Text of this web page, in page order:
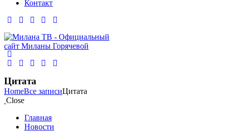
Контакт
Цитата
HomeВсе записиЦитата
Close
Главная
Новости